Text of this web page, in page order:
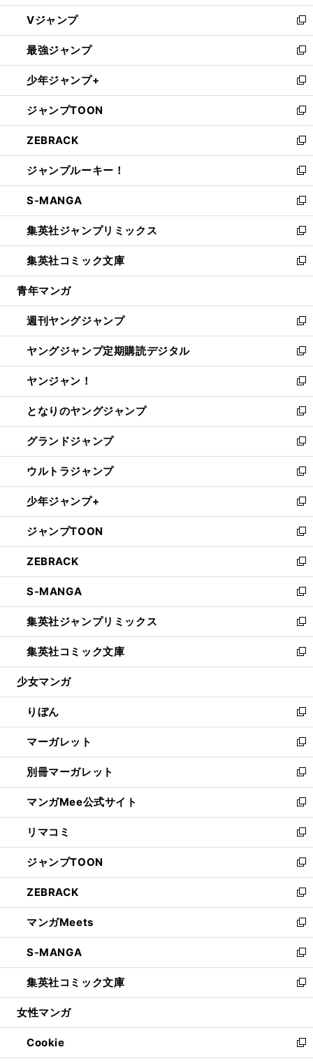
ウ
ィ
ン
ド
ウ
で
開
く
し
い
ウ
ィ
ン
ド
ウ
で
開
く
Vジャンプ
新
し
い
ウ
ィ
ン
ド
ウ
で
開
く
最強ジャンプ
新
し
い
ウ
ィ
ン
ド
ウ
で
開
く
少年ジャンプ+
新
し
い
ウ
ィ
ン
ド
ウ
で
開
く
ジャンプTOON
新
し
い
ウ
ィ
ン
ド
ウ
で
開
く
ZEBRACK
新
し
い
ウ
ィ
ン
ド
ウ
で
開
ジャンプルーキー！
新
し
い
ウ
ィ
ン
ド
ウ
開
く
S-MANGA
新
し
い
ウ
ィ
ン
ウ
で
開
く
集英社ジャンプリミックス
新
し
い
ウ
ン
ド
ウ
で
開
く
集英社コミック文庫
新
し
ウ
ィ
ン
ド
ウ
で
開
く
青年マンガ
週刊ヤングジャンプ
新
し
い
ウ
ィ
ン
ド
ウ
で
開
く
ヤングジャンプ定期購読デジタル
新
し
い
ウ
ィ
ン
ド
ウ
で
開
く
ヤンジャン！
新
し
い
ウ
ィ
ン
ド
ウ
で
開
く
となりのヤングジャンプ
新
し
い
ウ
ィ
ン
ド
ウ
で
開
く
グランドジャンプ
新
し
い
ウ
ィ
ン
ド
ウ
で
開
く
ウルトラジャンプ
新
し
い
ウ
ィ
ン
ド
ウ
で
開
く
少年ジャンプ+
新
し
い
ウ
ィ
ン
ド
ウ
で
開
く
ジャンプTOON
新
し
い
ウ
ィ
ン
ド
ウ
で
開
ZEBRACK
新
し
い
ウ
ィ
ン
ド
ウ
開
く
S-MANGA
新
し
い
ウ
ィ
ン
ウ
で
開
く
集英社ジャンプリミックス
新
し
い
ウ
ン
ド
ウ
で
開
く
集英社コミック文庫
新
し
ウ
ィ
ン
ド
ウ
で
開
く
少女マンガ
りぼん
新
し
い
ウ
ィ
ン
ド
ウ
で
開
く
マーガレット
新
し
い
ウ
ィ
ン
ド
ウ
で
開
く
別冊マーガレット
新
し
い
ウ
ィ
ン
ド
ウ
で
開
く
マンガMee公式サイト
新
し
い
ウ
ィ
ン
ド
ウ
で
開
く
リマコミ
新
し
い
ウ
ィ
ン
ド
ウ
で
開
く
ジャンプTOON
新
し
い
ウ
ィ
ン
ド
ウ
で
開
ZEBRACK
新
し
い
ウ
ィ
ン
ド
ウ
開
く
マンガMeets
新
し
い
ウ
ィ
ン
ウ
で
開
S-MANGA
新
し
い
ウ
ン
ド
ウ
集英社コミック文庫
新
し
ウ
ィ
女性マンガ
Cookie
新